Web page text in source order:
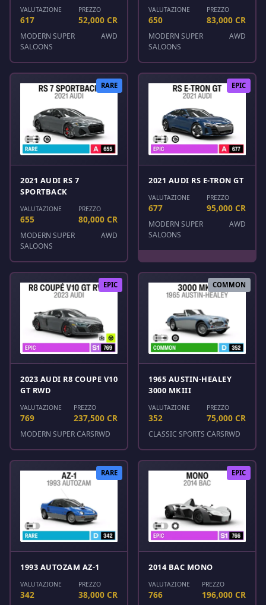
VALUTAZIONE
617
PREZZO
52,000 CR
MODERN SUPER
SALOONS
AWD
VALUTAZIONE
650
PREZZO
83,000 CR
MODERN SUPER
SALOONS
AWD
RARE
2021 AUDI RS 7
SPORTBACK
VALUTAZIONE
655
PREZZO
80,000 CR
MODERN SUPER
SALOONS
AWD
EPIC
2021 AUDI RS E-TRON GT
VALUTAZIONE
677
PREZZO
95,000 CR
MODERN SUPER
SALOONS
AWD
EPIC
2023 AUDI R8 COUPE V10
GT RWD
VALUTAZIONE
769
PREZZO
237,500 CR
MODERN SUPER CARSRWD
COMMON
1965 AUSTIN-HEALEY
3000 MKIII
VALUTAZIONE
352
PREZZO
75,000 CR
CLASSIC SPORTS CARSRWD
RARE
1993 AUTOZAM AZ-1
VALUTAZIONE
342
PREZZO
38,000 CR
EPIC
2014 BAC MONO
VALUTAZIONE
766
PREZZO
196,000 CR